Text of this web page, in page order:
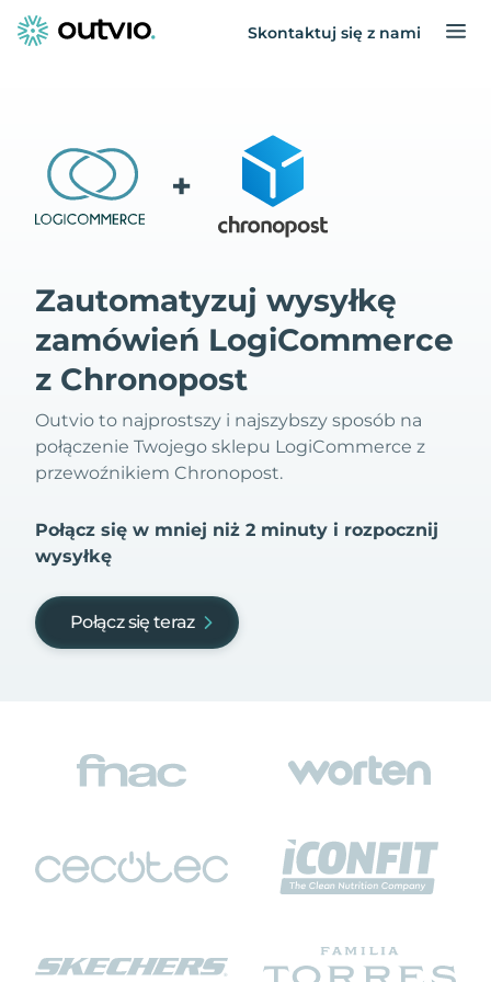
Skontaktuj się z nami
+
Zautomatyzuj wysyłkę
zamówień LogiCommerce
z Chronopost
Outvio to najprostszy i najszybszy sposób na
połączenie Twojego sklepu LogiCommerce z
przewoźnikiem Chronopost.
Połącz się w mniej niż 2 minuty i rozpocznij
wysyłkę
Połącz się teraz